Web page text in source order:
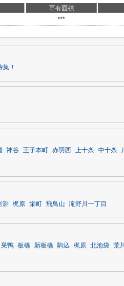
専有面積
***
！
神谷 王子本町 赤羽西 上十条 中十条
淵 梶原 栄町 飛鳥山 滝野川一丁目
巣鴨 板橋 新板橋 駒込 梶原 北池袋 荒